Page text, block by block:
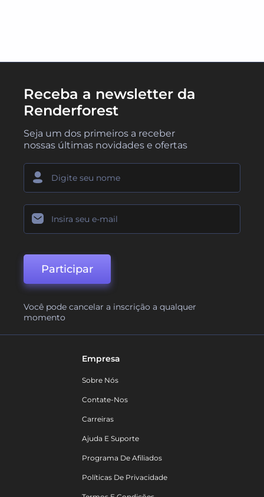
Receba a newsletter da
Renderforest
Seja um dos primeiros a receber
nossas últimas novidades e ofertas
Participar
Você pode cancelar a inscrição a qualquer
momento
Empresa
Sobre Nós
Contate-Nos
Carreiras
Ajuda E Suporte
Programa De Afiliados
Políticas De Privacidade